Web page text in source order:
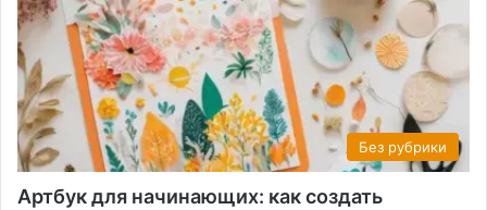
Без рубрики
Артбук для начинающих: как создать